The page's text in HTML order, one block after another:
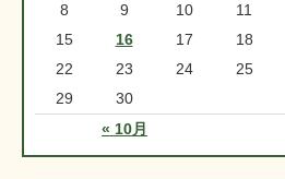
« 10月
8
9 10 11
15
16 17 18
22
23 24 25
29
30